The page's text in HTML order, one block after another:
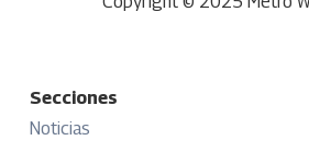
Secciones
Noticias